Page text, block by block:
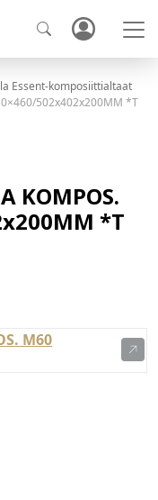
Essent-komposiittialtaat
502x402x200MM *T
KOMPOS.
*T